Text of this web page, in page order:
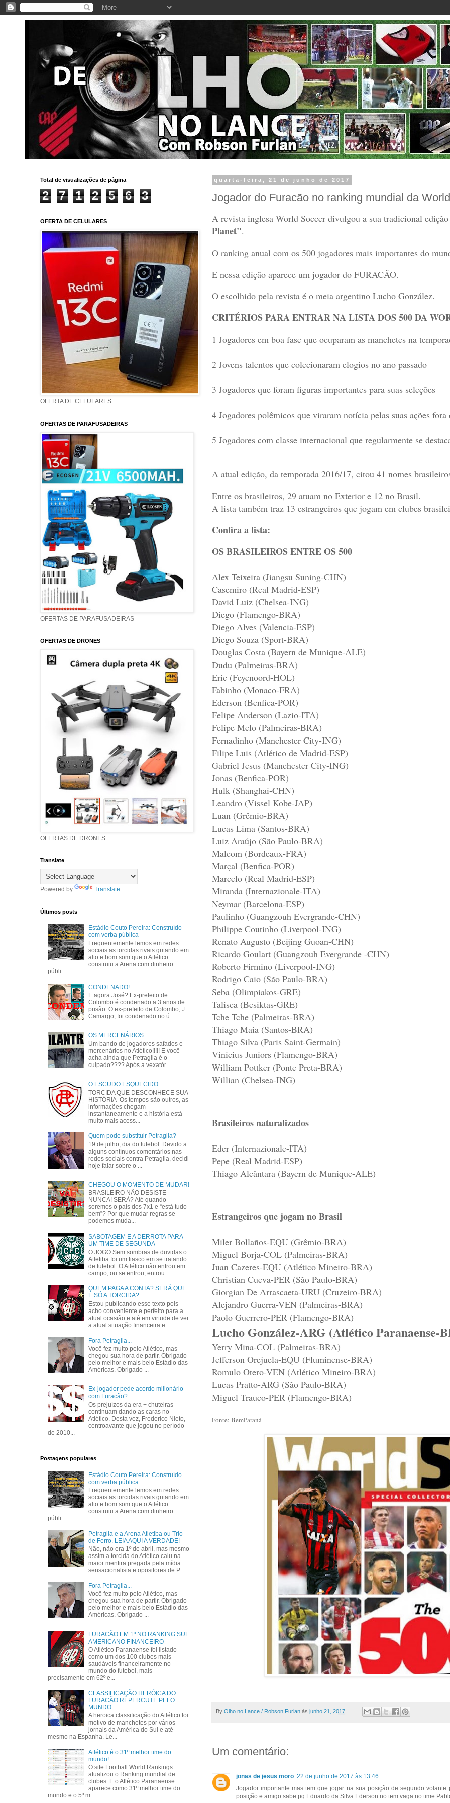
quarta-feira, 21 de junho de 2017
Jogador do Furacão no ranking mundial da
A revista inglesa World Soccer divulgou a sua tradicional
Planet".
O ranking anual com os 500 jogadores mais importantes do
E nessa edição aparece um jogador do FURACÃO.
O escolhido pela revista é o meia argentino Lucho González.
CRITÉRIOS PARA ENTRAR NA LISTA DOS 500 DA
1 Jogadores em boa fase que ocuparam as manchetes na
2 Jovens talentos que colecionaram elogios no ano passado
3 Jogadores que foram figuras importantes para suas seleções
4 Jogadores polêmicos que viraram notícia pelas suas ações fora
5 Jogadores com classe internacional que regularmente se
A atual edição, da temporada 2016/17, citou 41 nomes
Entre os brasileiros, 29 atuam no Exterior e 12 no Brasil.
A lista também traz 13 estrangeiros que jogam em clubes
Confira a lista:
OS BRASILEIROS ENTRE OS 500
Alex Teixeira (Jiangsu Suning-CHN)
Casemiro (Real Madrid-ESP)
David Luiz (Chelsea-ING)
Diego (Flamengo-BRA)
Diego Alves (Valencia-ESP)
Diego Souza (Sport-BRA)
Douglas Costa (Bayern de Munique-ALE)
Dudu (Palmeiras-BRA)
Eric (Feyenoord-HOL)
Fabinho (Monaco-FRA)
Ederson (Benfica-POR)
Felipe Anderson (Lazio-ITA)
Felipe Melo (Palmeiras-BRA)
Fernadinho (Manchester City-ING)
Filipe Luis (Atlético de Madrid-ESP)
Gabriel Jesus (Manchester City-ING)
Jonas (Benfica-POR)
Hulk (Shanghai-CHN)
Leandro (Vissel Kobe-JAP)
Luan (Grêmio-BRA)
Lucas Lima (Santos-BRA)
Luiz Araújo (São Paulo-BRA)
Malcom (Bordeaux-FRA)
Marçal (Benfica-POR)
Marcelo (Real Madrid-ESP)
Miranda (Internazionale-ITA)
Neymar (Barcelona-ESP)
Paulinho (Guangzouh Evergrande-CHN)
Philippe Coutinho (Liverpool-ING)
Renato Augusto (Beijing Guoan-CHN)
Ricardo Goulart (Guangzouh Evergrande -CHN)
Roberto Firmino (Liverpool-ING)
Rodrigo Caio (São Paulo-BRA)
Seba (Olimpiakos-GRE)
Talisca (Besiktas-GRE)
Tche Tche (Palmeiras-BRA)
Thiago Maia (Santos-BRA)
Thiago Silva (Paris Saint-Germain)
Vinicius Juniors (Flamengo-BRA)
William Pottker (Ponte Preta-BRA)
Willian (Chelsea-ING)
Brasileiros naturalizados
Eder (Internazionale-ITA)
Pepe (Real Madrid-ESP)
Thiago Alcântara (Bayern de Munique-ALE)
Estrangeiros que jogam no Brasil
Miler Bollaños-EQU (Grêmio-BRA)
Miguel Borja-COL (Palmeiras-BRA)
Juan Cazeres-EQU (Atlético Mineiro-BRA)
Christian Cueva-PER (São Paulo-BRA)
Giorgian De Arrascaeta-URU (Cruzeiro-BRA)
Alejandro Guerra-VEN (Palmeiras-BRA)
Paolo Guerrero-PER (Flamengo-BRA)
Lucho González-ARG (Atlético Paranaense-
Yerry Mina-COL (Palmeiras-BRA)
Jefferson Orejuela-EQU (Fluminense-BRA)
Romulo Otero-VEN (Atlético Mineiro-BRA)
Lucas Pratto-ARG (São Paulo-BRA)
Miguel Trauco-PER (Flamengo-BRA)
Fonte: BemParaná
By Olho no Lance / Robson Furlan às junho 21, 2017
Um comentário:
jonas de jesus moro 22 de junho de 2017 às 13:46
Jogador importante mas tem que jogar na sua posição de segundo
posição e amigo sabe pq Eduardo da Silva Ederson no tem vaga no time
Total de visualizações de página
2 7 1 2 5 6 3
OFERTA DE CELULARES
OFERTA DE CELULARES
OFERTAS DE PARAFUSADEIRAS
OFERTAS DE PARAFUSADEIRAS
OFERTAS DE DRONES
OFERTAS DE DRONES
Translate
Powered by Translate
Últimos posts
Estádio Couto Pereira: Construído
com verba pública
Frequentemente lemos em redes
sociais as torcidas rivais gritando em
alto e bom som que o Atlético
construiu a Arena com dinheiro
públi...
CONDENADO!
E agora José? Ex-prefeito de
Colombo é condenado a 3 anos de
prisão. O ex-prefeito de Colombo, J.
Camargo, foi condenado no ú...
OS MERCENÁRIOS
Um bando de jogadores safados e
mercenários no Atlético!!!!! E você
acha ainda que Petraglia é o
culpado???? Após a vexatór...
O ESCUDO ESQUECIDO
TORCIDA QUE DESCONHECE SUA
HISTÓRIA Os tempos são outros, as
informações chegam
instantaneamente e a história está
muito mais acess...
Quem pode substituir Petraglia?
19 de julho, dia do futebol. Devido a
alguns contínuos comentários nas
redes sociais contra Petraglia, decidi
hoje falar sobre o ...
CHEGOU O MOMENTO DE MUDAR!
BRASILEIRO NÃO DESISTE
NUNCA! SERÁ? Até quando
seremos o país dos 7x1 e “está tudo
bem”? Por que mudar regras se
podemos muda...
SABOTAGEM E A DERROTA PARA
UM TIME DE SEGUNDA
O JOGO Sem sombras de duvidas o
Atletiba foi um fiasco em se tratando
de futebol. O Atlético não entrou em
campo, ou se entrou, entrou...
QUEM PAGA A CONTA? SERÁ QUE
É SÓ A TORCIDA?
Estou publicando esse texto pois
acho conveniente e perfeito para a
atual ocasião e até em virtude de ver
a atual situação financeira e ...
Fora Petraglia...
Você fez muito pelo Atlético, mas
chegou sua hora de partir. Obrigado
pelo melhor e mais belo Estádio das
Américas. Obrigado ...
Ex-jogador pede acordo milionário
com Furacão?
Os prejuízos da era + chuteiras
continuam dando as caras no
Atlético. Desta vez, Frederico Nieto,
centroavante que jogou no período
de 2010...
Postagens populares
Estádio Couto Pereira: Construído
com verba pública
Frequentemente lemos em redes
sociais as torcidas rivais gritando em
alto e bom som que o Atlético
construiu a Arena com dinheiro
públi...
Petraglia e a Arena Atletiba ou Trio
de Ferro. LEIA AQUI A VERDADE!
Não, não era 1º de abril, mas mesmo
assim a torcida do Atlético caiu na
maior mentira pregada pela mídia
sensacionalista e opositores de P...
Fora Petraglia...
Você fez muito pelo Atlético, mas
chegou sua hora de partir. Obrigado
pelo melhor e mais belo Estádio das
Américas. Obrigado ...
FURACÃO EM 1º NO RANKING SUL
AMERICANO FINANCEIRO
O Atlético Paranaense foi listado
como um dos 100 clubes mais
saudáveis financeiramente no
mundo do futebol, mais
precisamente em 62º e...
CLASSIFICAÇÃO HERÓICA DO
FURACÃO REPERCUTE PELO
MUNDO
A heroica classificação do Atlético foi
motivo de manchetes por vários
jornais da América do Sul e até
mesmo na Espanha. Le...
Atlético é o 31º melhor time do
mundo!
O site Football World Rankings
atualizou o Ranking mundial de
clubes. E o Atlético Paranaense
aparece como 31º melhor time do
mundo e o 5º m...